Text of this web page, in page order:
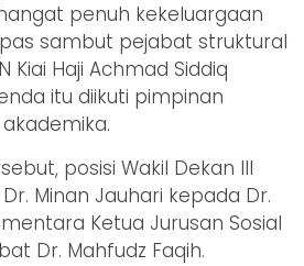
hangat penuh kekeluargaan
sambut pejabat struktural
Kiai Haji Achmad Siddiq
itu diikuti pimpinan
posisi Wakil Dekan III
Minan Jauhari kepada Dr.
Ketua Jurusan Sosial
Dr. Mahfudz Faqih.